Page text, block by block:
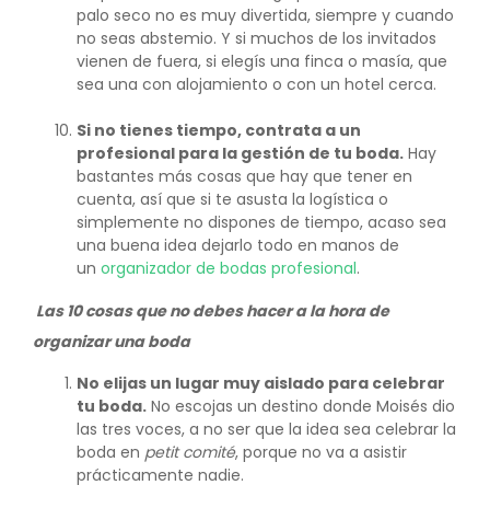
palo seco no es muy divertida, siempre y cuando
no seas abstemio. Y si muchos de los invitados
vienen de fuera, si elegís una finca o masía, que
sea una con alojamiento o con un hotel cerca.
Si no tienes tiempo, contrata a un
profesional para la gestión de tu boda. Hay
bastantes más cosas que hay que tener en
cuenta, así que si te asusta la logística o
simplemente no dispones de tiempo, acaso sea
una buena idea dejarlo todo en manos de
un organizador de bodas profesional.
Las 10 cosas que no debes hacer a la hora de
organizar una boda
No elijas un lugar muy aislado para celebrar
tu boda. No escojas un destino donde Moisés dio
las tres voces, a no ser que la idea sea celebrar la
boda en petit comité, porque no va a asistir
prácticamente nadie.